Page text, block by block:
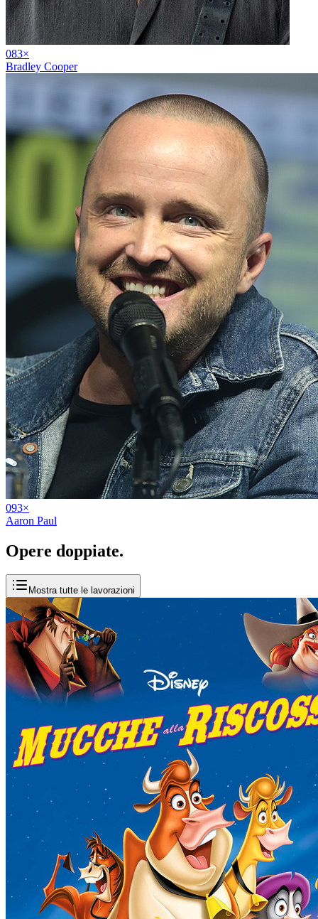
083×
Bradley Cooper
093×
Aaron Paul
Opere doppiate.
Mostra tutte le lavorazioni